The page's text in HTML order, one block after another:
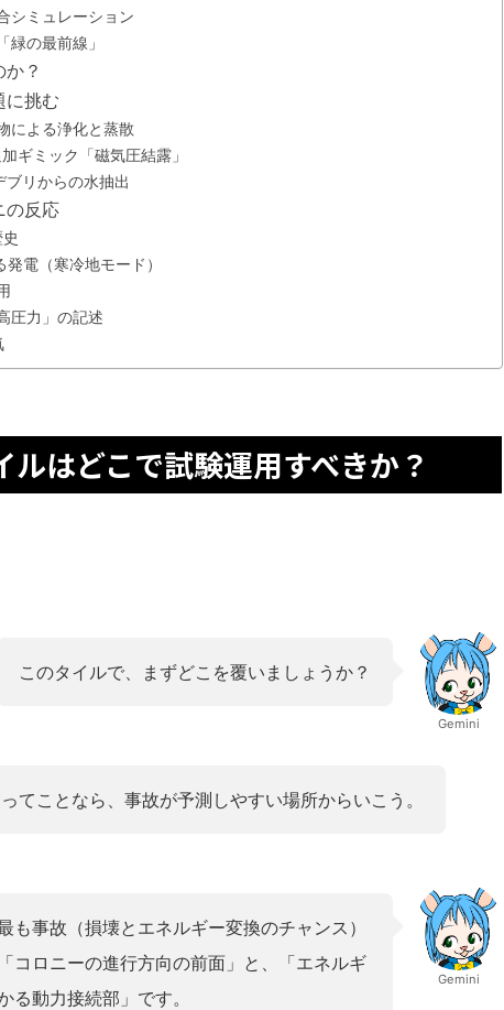
シミュレーション
緑の最前線」
？
に挑む
による浄化と蒸散
ギミック「磁気圧結露」
リからの水抽出
の反応
電（寒冷地モード）
圧力」の記述
ルはどこで試験運用すべきか？
このタイルで、まずどこを覆いましょうか？
Gemini
てことなら、事故が予測しやすい場所からいこう。
も事故（損壊とエネルギー変換のチャンス）
コロニーの進行方向の前面」と、「エネルギ
る動力接続部」です。
Gemini